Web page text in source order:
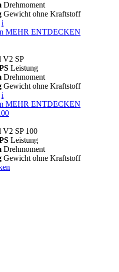
Drehmoment
Gewicht ohne Kraftstoff
i
MEHR ENTDECKEN
V2 SP
Leistung
Drehmoment
Gewicht ohne Kraftstoff
i
MEHR ENTDECKEN
V2 SP 100
Leistung
Drehmoment
Gewicht ohne Kraftstoff